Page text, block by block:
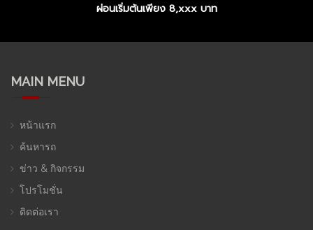
ผ่อนเริ่มต้นเพียง 8,xxx บาท
MAIN MENU
หน้าแรก
ค้นหารถ
ข่าว & กิจกรรม
โปรโมชั่น
ติดต่อเรา